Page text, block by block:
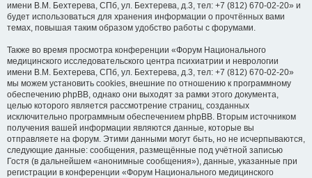
имени В.М. Бехтерева, СПб, ул. Бехтерева, д.3, тел: +7 (812) 670-02-20» и
будет использоваться для хранения информации о прочтённых вами
темах, повышая таким образом удобство работы с форумами.
Также во время просмотра конференции «Форум Национального
медицинского исследовательского центра психиатрии и неврологии
имени В.М. Бехтерева, СПб, ул. Бехтерева, д.3, тел: +7 (812) 670-02-20»
мы можем установить cookies, внешние по отношению к программному
обеспечению phpBB, однако они выходят за рамки этого документа,
целью которого является рассмотрение страниц, созданных
исключительно программным обеспечением phpBB. Вторым источником
получения вашей информации являются данные, которые вы
отправляете на форум. Этими данными могут быть, но не исчерпываются,
следующие данные: сообщения, размещённые под учётной записью
Гостя (в дальнейшем «анонимные сообщения»), данные, указанные при
регистрации в конференции «Форум Национального медицинского